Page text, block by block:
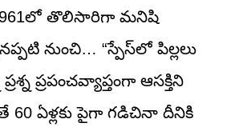
తొలిసారిగా మనిషి
నుంచి… “స్పేస్‌లో పిల్లలు
ప్రపంచవ్యాప్తంగా ఆసక్తిని
60 ఏళ్లకు పైగా గడిచినా దీనికి